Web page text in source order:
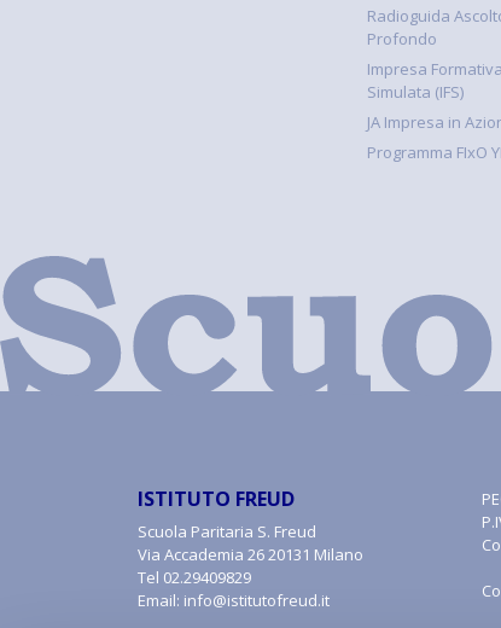
Radioguida
Profondo
Impresa Formativa
Simulata (IFS)
JA Impresa in
Programma FIxO
ISTITUTO FREUD
Scuola Paritaria S. Freud
Via Accademia 26 20131 Milano
Tel 02.29409829
Email: info@istitutofreud.it